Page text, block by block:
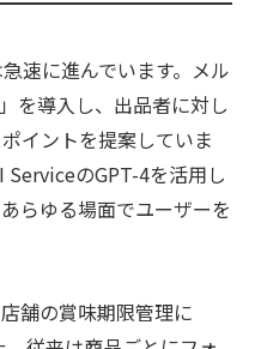
速に進んでいます。メル
を導入し、出品者に対し
イントを提案していま
ServiceのGPT-4を活用し
らゆる場面でユーザーを
舗の賞味期限管理に